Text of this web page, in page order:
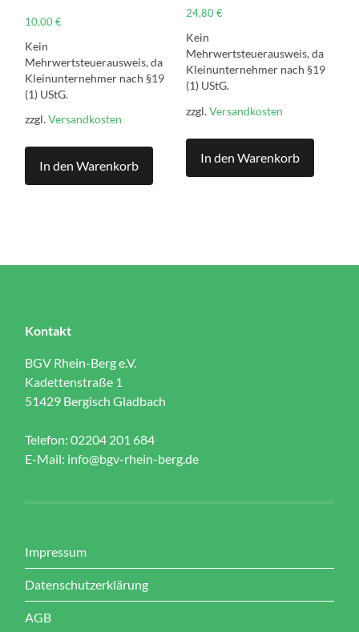
10,00€
Kein
Mehrwertsteuerausweis, da
Kleinunternehmer nach §19
(1) UStG.
zzgl.Versandkosten
In den Warenkorb
24,80€
Kein
Mehrwertsteuerausweis, da
Kleinunternehmer nach §19
(1) UStG.
zzgl.Versandkosten
In den Warenkorb
Kontakt
BGV Rhein-Berg e.V.
Kadettenstraße 1
51429 Bergisch Gladbach
Telefon: 02204 201 684
E-Mail: info@bgv-rhein-berg.de
Impressum
Datenschutzerklärung
AGB